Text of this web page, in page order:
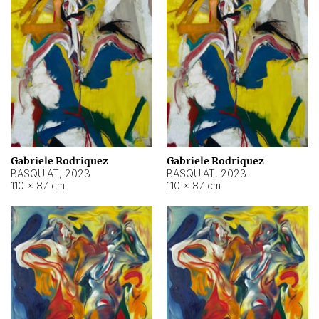
Gabriele Rodriquez
BASQUIAT, 2023
110 × 87 cm
Gabriele Rodriquez
BASQUIAT, 2023
110 × 87 cm